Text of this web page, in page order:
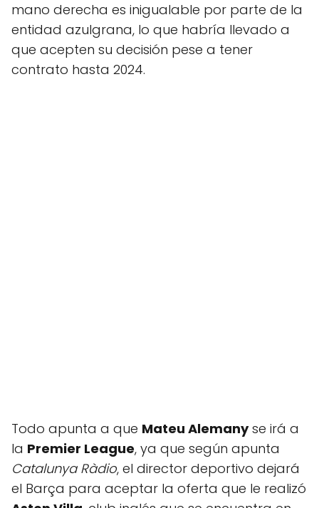
mano derecha es inigualable por parte de la
entidad azulgrana, lo que habría llevado a
que acepten su decisión pese a tener
contrato hasta 2024.
Todo apunta a que Mateu Alemanyse irá a
la Premier League, ya que según apunta
Catalunya Ràdio, el director deportivo dejará
el Barça para aceptar la oferta que le realizó